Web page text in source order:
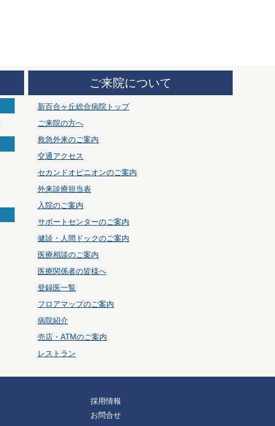
ご来院について
新百合ヶ丘総合病院トップ
ご来院の方へ
救急外来のご案内
交通アクセス
セカンドオピニオンのご案内
外来診療担当表
入院のご案内
サポートセンターのご案内
健診・人間ドックのご案内
医療相談のご案内
医療関係者の皆様へ
登録医一覧
フロアマップのご案内
病院紹介
売店・ATMのご案内
レストラン
採用情報
お問合せ